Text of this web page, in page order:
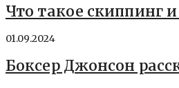
Что такое скиппинг
01.09.2024
Боксер Джонсон